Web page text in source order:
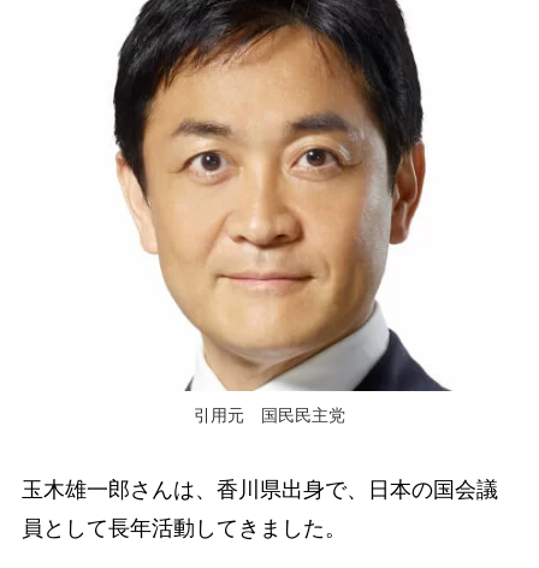
引用元 国民民主党
玉木雄一郎さんは、香川県出身で、日本の国会議
員として長年活動してきました。